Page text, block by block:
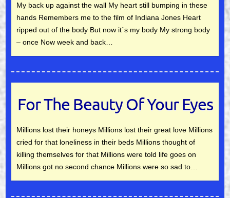
My back up against the wall My heart still bumping in these
hands Remembers me to the film of Indiana Jones Heart
ripped out of the body But now it´s my body My strong body
– once Now week and back…
For The Beauty Of Your Eyes
Millions lost their honeys Millions lost their great love Millions
cried for that loneliness in their beds Millions thought of
killing themselves for that Millions were told life goes on
Millions got no second chance Millions were so sad to…